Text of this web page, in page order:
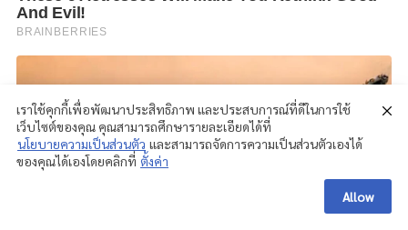
เราใช้คุกกี้เพื่อพัฒนาประสิทธิภาพ และประสบการณ์ที่ดีในการใช้
เว็บไซต์ของคุณ คุณสามารถศึกษารายละเอียดได้ที่
นโยบายความเป็นส่วนตัว และสามารถจัดการความเป็นส่วนตัวเองได้
ของคุณได้เองโดยคลิกที่ ตั้งค่า
Allow